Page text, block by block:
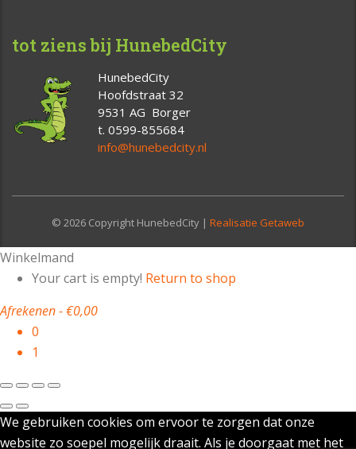
tot ziens bij HunebedCity
HunebedCity
Hoofdstraat 32
9531 AG Borger
t. 0599-855684
info@hunebedcity.nl
© 2026 Copyright HunebedCity | Realisatie Getaweb
Winkelmand
Your cart is empty! Return to shop
Afrekenen-€0,00
0
1
We gebruiken cookies om ervoor te zorgen dat onze
website zo soepel mogelijk draait. Als je doorgaat met het